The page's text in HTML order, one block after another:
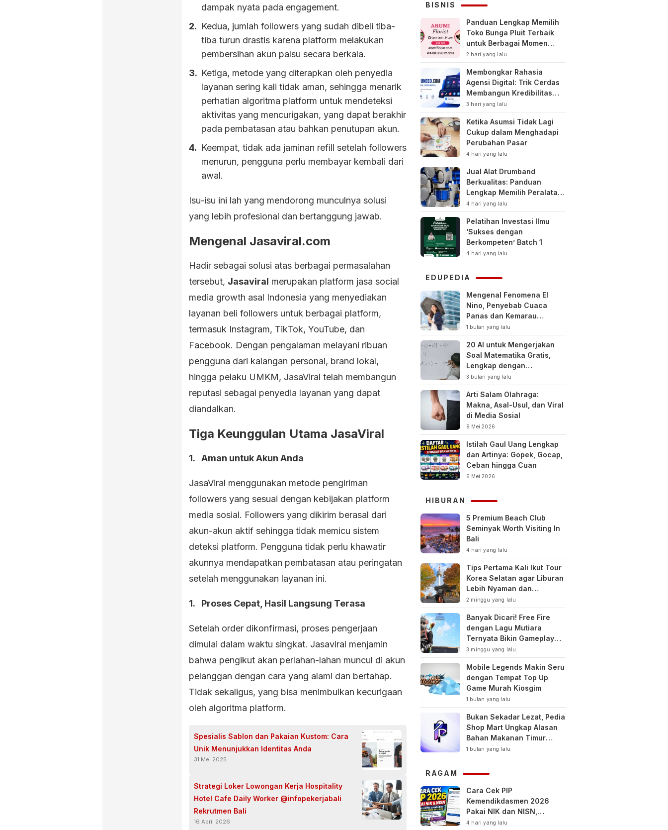
dampak nyata pada engagement.
Kedua, jumlah followers yang sudah dibeli tiba-
tiba turun drastis karena platform melakukan
pembersihan akun palsu secara berkala.
Ketiga, metode yang diterapkan oleh penyedia
layanan sering kali tidak aman, sehingga menarik
perhatian algoritma platform untuk mendeteksi
aktivitas yang mencurigakan, yang dapat berakhir
pada pembatasan atau bahkan penutupan akun.
Keempat, tidak ada jaminan refill setelah followers
menurun, pengguna perlu membayar kembali dari
awal.
Isu-isu ini lah yang mendorong munculnya solusi
yang lebih profesional dan bertanggung jawab.
Mengenal Jasaviral.com
Hadir sebagai solusi atas berbagai permasalahan
tersebut, Jasaviral merupakan platform jasa social
media growth asal Indonesia yang menyediakan
layanan beli followers untuk berbagai platform,
termasuk Instagram, TikTok, YouTube, dan
Facebook. Dengan pengalaman melayani ribuan
pengguna dari kalangan personal, brand lokal,
hingga pelaku UMKM, JasaViral telah membangun
reputasi sebagai penyedia layanan yang dapat
diandalkan.
Tiga Keunggulan Utama JasaViral
Aman untuk Akun Anda
JasaViral menggunakan metode pengiriman
followers yang sesuai dengan kebijakan platform
media sosial. Followers yang dikirim berasal dari
akun-akun aktif sehingga tidak memicu sistem
deteksi platform. Pengguna tidak perlu khawatir
akunnya mendapatkan pembatasan atau peringatan
setelah menggunakan layanan ini.
Proses Cepat, Hasil Langsung Terasa
Setelah order dikonfirmasi, proses pengerjaan
dimulai dalam waktu singkat. Jasaviral menjamin
bahwa pengikut akan perlahan-lahan muncul di akun
pelanggan dengan cara yang alami dan bertahap.
Tidak sekaligus, yang bisa menimbulkan kecurigaan
oleh algoritma platform.
Spesialis Sablon dan Pakaian Kustom: Cara
Unik Menunjukkan Identitas Anda
31 Mei 2025
Strategi Loker Lowongan Kerja Hospitality
Hotel Cafe Daily Worker @infopekerjabali
Rekrutmen Bali
16 April 2026
BISNIS
Panduan Lengkap Memilih
Toko Bunga Pluit Terbaik
untuk Berbagai Momen
Spesial
2 hari yang lalu
Membongkar Rahasia
Agensi Digital: Trik Cerdas
Membangun Kredibilitas
Toko Online Baru
3 hari yang lalu
Ketika Asumsi Tidak Lagi
Cukup dalam Menghadapi
Perubahan Pasar
4 hari yang lalu
Jual Alat Drumband
Berkualitas: Panduan
Lengkap Memilih Peralatan
Drumband Terbaik untuk
Sekolah, Instansi, dan
Komunitas
4 hari yang lalu
Pelatihan Investasi Ilmu
‘Sukses dengan
Berkompeten’ Batch 1
4 hari yang lalu
EDUPEDIA
Mengenal Fenomena El
Nino, Penyebab Cuaca
Panas dan Kemarau
Panjang
1 bulan yang lalu
20 AI untuk Mengerjakan
Soal Matematika Gratis,
Lengkap dengan
Pembahasan
3 bulan yang lalu
Arti Salam Olahraga:
Makna, Asal-Usul, dan Viral
di Media Sosial
9 Mei 2026
Istilah Gaul Uang Lengkap
dan Artinya: Gopek, Gocap,
Ceban hingga Cuan
6 Mei 2026
HIBURAN
5 Premium Beach Club
Seminyak Worth Visiting In
Bali
4 hari yang lalu
Tips Pertama Kali Ikut Tour
Korea Selatan agar Liburan
Lebih Nyaman dan
Berkesan
2 minggu yang lalu
Banyak Dicari! Free Fire
dengan Lagu Mutiara
Ternyata Bikin Gameplay
Makin Keren
3 minggu yang lalu
Mobile Legends Makin Seru
dengan Tempat Top Up
Game Murah Kiosgim
1 bulan yang lalu
Bukan Sekadar Lezat, Pedia
Shop Mart Ungkap Alasan
Bahan Makanan Timur
Tengah Jadi Tren Gaya
1 bulan yang lalu
RAGAM
Cara Cek PIP
Kemendikdasmen 2026
Pakai NIK dan NISN,
Bantuan hingga Rp1,8 Juta
4 hari yang lalu